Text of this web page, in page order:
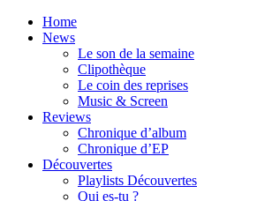
Home
News
Le son de la semaine
Clipothèque
Le coin des reprises
Music & Screen
Reviews
Chronique d’album
Chronique d’EP
Découvertes
Playlists Découvertes
Qui es-tu ?